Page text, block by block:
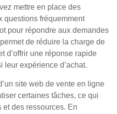
mettre en place des
questions fréquemment
pour répondre aux demandes
de réduire la charge de
d’offrir une réponse rapide
expérience d’achat.
site web de vente en ligne
certaines tâches, ce qui
et des ressources. En